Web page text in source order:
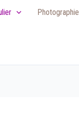
Photographie